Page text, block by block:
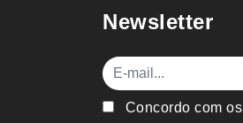
Newsletter
E-mail
Concordo com os